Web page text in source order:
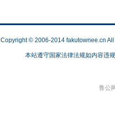
Copyright © 2006-2014 fakutownee.cn
本站遵守国家法律法规如内容违
鲁公